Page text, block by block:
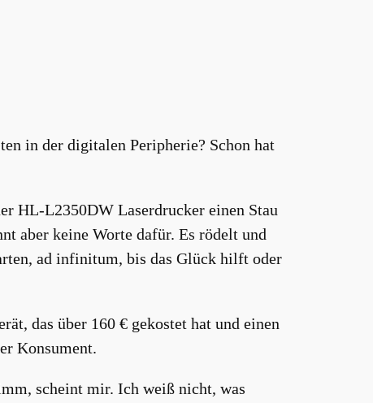
in der digitalen Peripherie? Schon hat
HL-L2350DW Laserdrucker einen Stau
aber keine Worte dafür. Es rödelt und
ad infinitum, bis das Glück hilft oder
das über 160 € gekostet hat und einen
Konsument.
scheint mir. Ich weiß nicht, was